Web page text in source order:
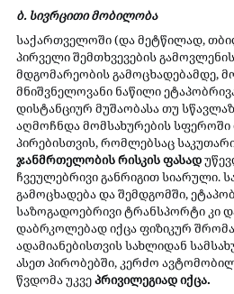
ბ. სივრცითი მობილობა
საქართველოში (და მეტწილად,
პირველი შემთხვევების
მდგომარეობის გამოცხადებამდე,
მნიშვნელოვანი ნაწილი
დისტანციურ მუშაობასა თუ
აღმოჩნდა მომსახურების სფეროში
პირებისთვის, რომლებსაც
ჯანმრთელობის რისკის ფასად
ჩვეულებრივი განრიგით სიარული.
გამოცხადება და შემდგომში,
საზოგადოებრივი ტრანსპორტი კი
დაბრკოლებად იქცა ფიზიკურ
ადამიანებისთვის სახლიდან
ასეთ პირობებში, კერძო
წვდომა უკვე პრივილეგიად იქცა.